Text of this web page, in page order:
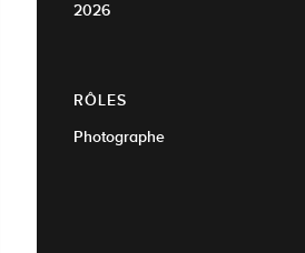
2026
RÔLES
Photographe